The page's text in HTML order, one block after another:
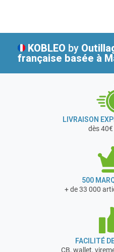
KOBLEO by
française basée à
LIVRAISON
dès
500
+ de 33 000
FACILITÉ
CB, wallet,